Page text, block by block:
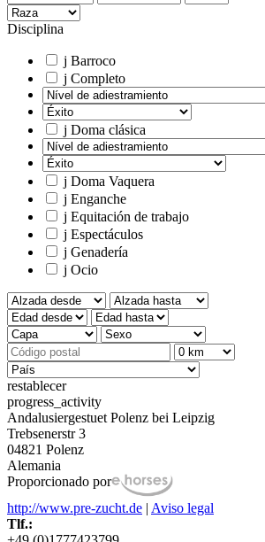
Disciplina
j Barroco
j Completo
j Doma clásica
j Doma Vaquera
j Enganche
j Equitación de trabajo
j Espectáculos
j Genadería
j Ocio
restablecer
progress_activity
Andalusiergestuet Polenz bei Leipzig
Trebsenerstr 3
04821 Polenz
Alemania
Proporcionado por
http://www.pre-zucht.de | Aviso legal
Tlf.: